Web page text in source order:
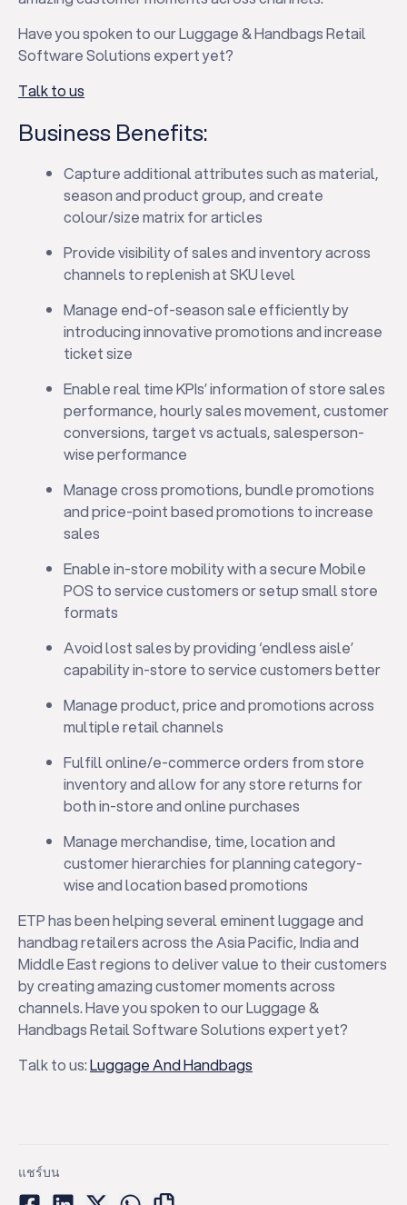
Have you spoken to our Luggage & Handbags Retail
Software Solutions expert yet?
Talk to us
Business Benefits:
Capture additional attributes such as material,
season and product group, and create
colour/size matrix for articles
Provide visibility of sales and inventory across
channels to replenish at SKU level
Manage end-of-season sale efficiently by
introducing innovative promotions and increase
ticket size
Enable real time KPIs’ information of store sales
performance, hourly sales movement, customer
conversions, target vs actuals, salesperson-
wise performance
Manage cross promotions, bundle promotions
and price-point based promotions to increase
sales
Enable in-store mobility with a secure Mobile
POS to service customers or setup small store
formats
Avoid lost sales by providing ‘endless aisle’
capability in-store to service customers better
Manage product, price and promotions across
multiple retail channels
Fulfill online/e-commerce orders from store
inventory and allow for any store returns for
both in-store and online purchases
Manage merchandise, time, location and
customer hierarchies for planning category-
wise and location based promotions
ETP has been helping several eminent luggage and
handbag retailers across the Asia Pacific, India and
Middle East regions to deliver value to their customers
by creating amazing customer moments across
channels. Have you spoken to our Luggage &
Handbags Retail Software Solutions expert yet?
Talk to us:Luggage And Handbags
แชร์บน